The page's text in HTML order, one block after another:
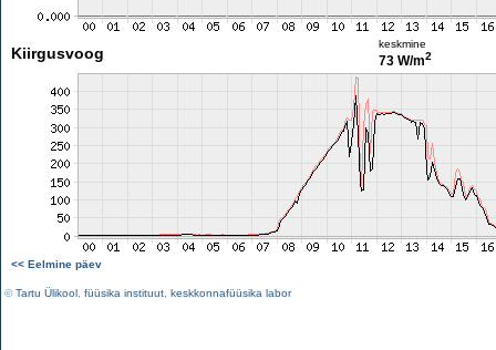
Kiirgusvoog
keskmine
73 W/m2
<< Eelmine päev
©Tartu Ülikool füüsika instituut keskkonnafüüsika labor